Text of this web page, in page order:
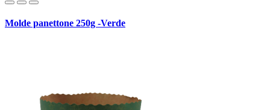
Molde panettone 250g -Verde